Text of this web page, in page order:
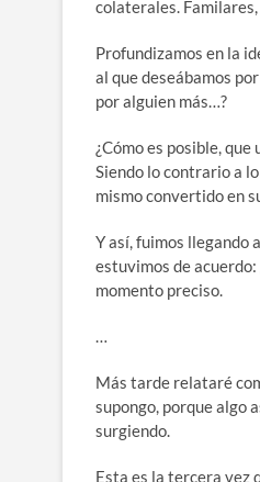
colaterales.
Profundizamos en la
al que deseábamos
por alguien más…?
¿Cómo es posible,
Siendo lo contrario a
mismo convertido en
Y así, fuimos llegando
estuvimos de
momento preciso.
…
Más tarde relataré
supongo, porque algo
surgiendo.
Esta es la tercera vez